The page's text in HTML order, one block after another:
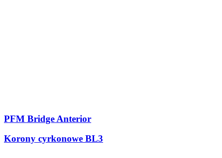
PFM Bridge Anterior
Korony cyrkonowe BL3